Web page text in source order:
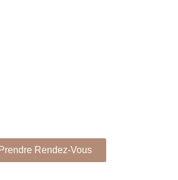
Prendre Rendez-Vous